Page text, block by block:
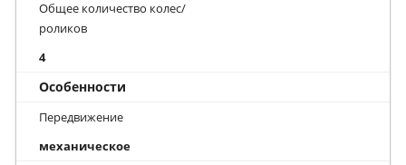
Общее количество колес/
роликов
4
Особенности
Передвижение
механическое